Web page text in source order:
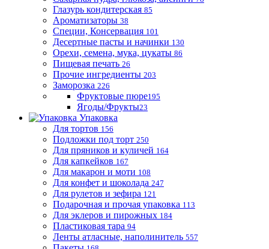
Глазурь кондитерская 85
Ароматизаторы 38
Специи, Консервация 101
Десертные пасты и начинки 130
Орехи, семена, мука, цукаты 86
Пищевая печать 26
Прочие ингредиенты 203
Заморозка 226
Фруктовые пюре195
Ягоды/Фрукты23
Упаковка
Для тортов 156
Подложки под торт 250
Для пряников и куличей 164
Для капкейков 167
Для макарон и моти 108
Для конфет и шоколада 247
Для рулетов и зефира 121
Подарочная и прочая упаковка 113
Для эклеров и пирожных 184
Пластиковая тара 94
Ленты атласные, наполинитель 557